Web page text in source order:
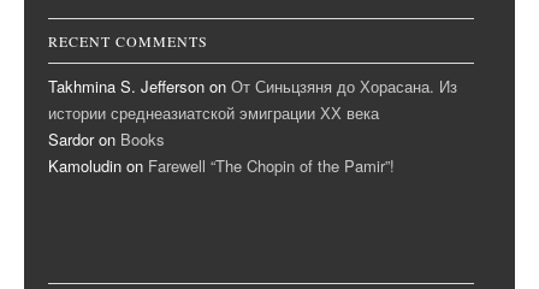
RECENT COMMENTS
Takhmina S. Jefferson on От Синьцзяня до Хорасана. Из
истории среднеазиатской эмиграции ХХ века
Sardoron Books
Kamoludin on Farewell “The Chopin of the Pamir”!